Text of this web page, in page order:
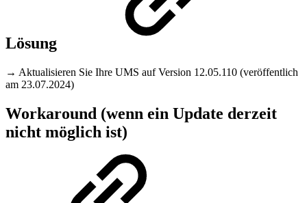
Lösung
→ Aktualisieren Sie Ihre UMS auf Version 12.05.110 (veröffentlich
am 23.07.2024)
Workaround (wenn ein Update derzeit
nicht möglich ist)